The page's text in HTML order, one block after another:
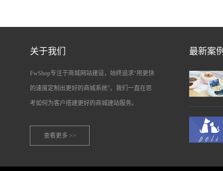
关于我们
FwShop专注于商城网站建设，始终追求“用更快
的速度定制出更好的商城系统”。我们一直在思
考如何为客户搭建更好的商城建站服务。
查看更多 >>
最新案